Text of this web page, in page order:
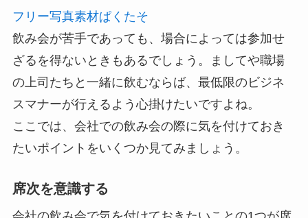
フリー写真素材ぱくたそ
飲み会が苦手であっても、場合によっては参加せ
ざるを得ないときもあるでしょう。ましてや職場
の上司たちと一緒に飲むならば、最低限のビジネ
スマナーが行えるよう心掛けたいですよね。
ここでは、会社での飲み会の際に気を付けておき
たいポイントをいくつか見てみましょう。
席次を意識する